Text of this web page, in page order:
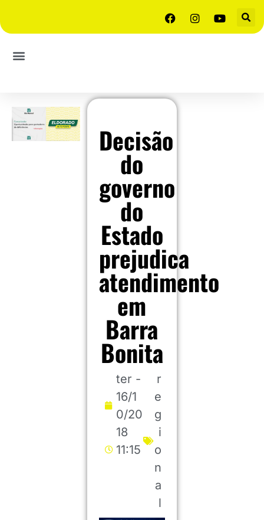
Decisão
do
governo
do
Estado
prejudica
atendimento
em
Barra
Bonita
ter -
16/1
0/20
18
11:15
r
e
g
i
o
n
a
l